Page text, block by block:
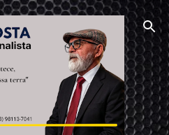
principal